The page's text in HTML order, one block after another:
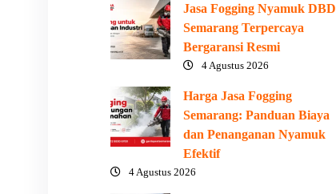
Jasa Fogging Nyamuk DBD
Semarang Terpercaya
Bergaransi Resmi
4 Agustus 2026
Harga Jasa Fogging
Semarang: Panduan Biaya
dan Penanganan Nyamuk
Efektif
4 Agustus 2026